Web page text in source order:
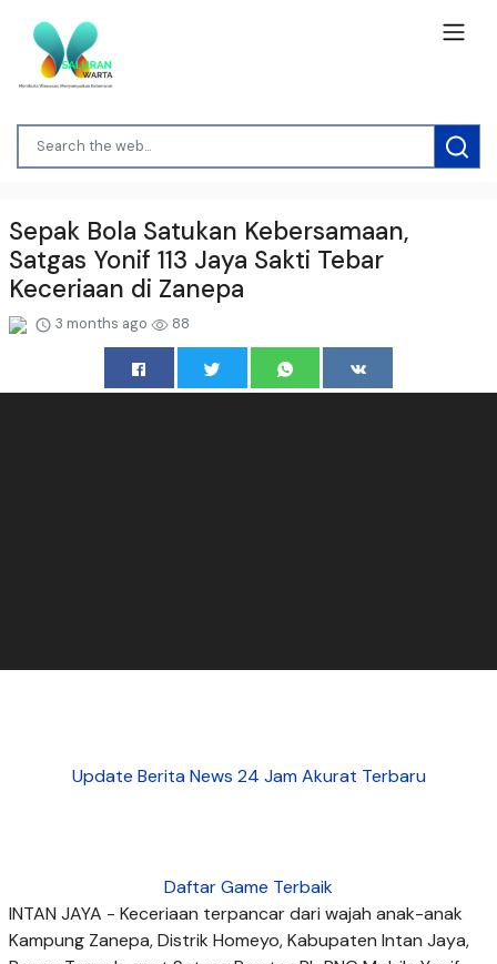
Sepak Bola Satukan Kebersamaan,
Satgas Yonif 113 Jaya Sakti Tebar
Keceriaan di Zanepa
3 months ago 88
Update Berita News 24 Jam Akurat Terbaru
Daftar Game Terbaik
INTAN JAYA - Keceriaan terpancar dari wajah anak-anak
Kampung Zanepa, Distrik Homeyo, Kabupaten Intan Jaya,